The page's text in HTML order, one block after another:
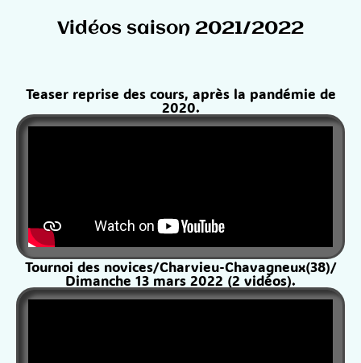
Vidéos saison 2021/2022
Teaser reprise des cours, après la pandémie de
2020.
Tournoi des novices/Charvieu-Chavagneux(38)/
Dimanche 13 mars 2022 (2 vidéos).